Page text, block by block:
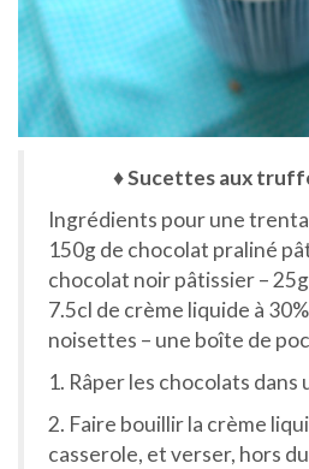
♦ Sucettes aux
Ingrédients pour une
150g de chocolat praliné
chocolat noir pâtissier –
7.5cl de crème liquide à
noisettes – une boîte de
1. Râper les chocolats dans
2. Faire bouillir la crème
casserole, et verser, hors